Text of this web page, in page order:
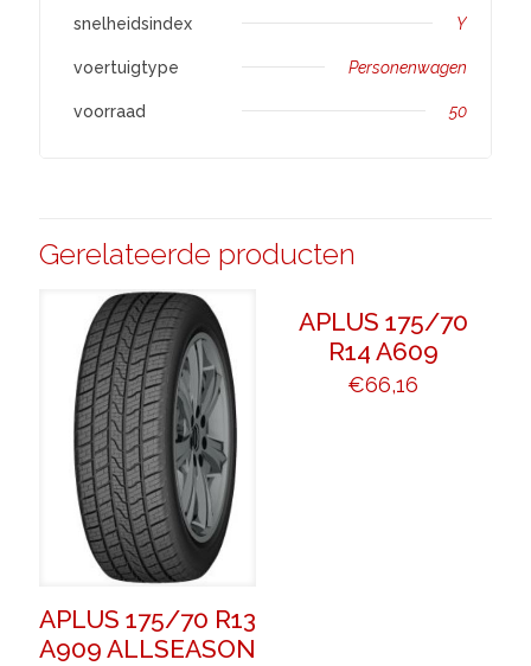
snelheidsindex Y
voertuigtype Personenwagen
voorraad 50
Gerelateerde producten
APLUS 175/70 R13
A909 ALLSEASON
APLUS 175/70
R14 A609
€66,16